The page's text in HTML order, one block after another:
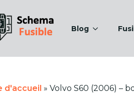
Blog
d'accueil » Volvo S60 (2006) –